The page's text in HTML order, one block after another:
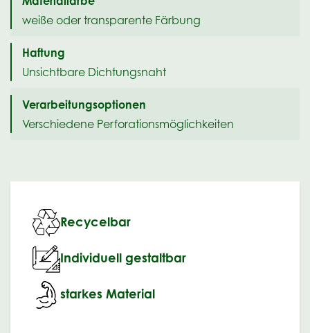
weiße oder transparente Färbung
Haftung
Unsichtbare Dichtungsnaht
Verarbeitungsoptionen
Verschiedene Perforationsmöglichkeiten
Recycelbar
Individuell gestaltbar
starkes Material